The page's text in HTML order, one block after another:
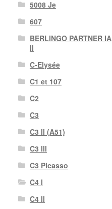
5008 Je
607
BERLINGO PARTNER IA
II
C-Elysée
C1 et 107
C2
C3
C3 II (A51)
C3 III
C3 Picasso
C4 I
C4 II